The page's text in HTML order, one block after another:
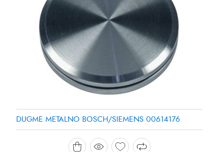
DUGME METALNO BOSCH/SIEMENS 00614176